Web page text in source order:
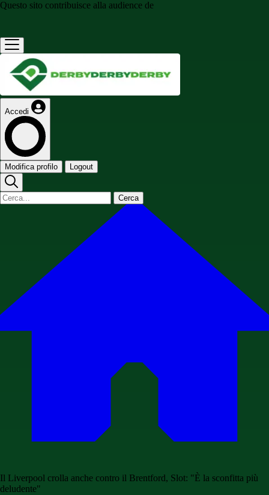
Questo sito contribuisce alla audience de
Accedi
Modifica profilo Logout
Cerca
Il Liverpool crolla anche contro il Brentford, Slot: "È la sconfitta più
deludente"